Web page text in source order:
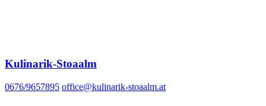
Kulinarik-Stoaalm
0676/9657895 office@kulinarik-stoaalm.at